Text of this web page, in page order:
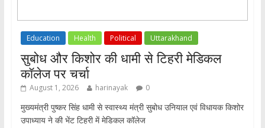
Education Health Political Uttarakhand
सुबोध और किशोर की धामी से टिहरी मेडिकल
कॉलेज पर चर्चा
August 1, 2026 harinayak 0
मुख्यमंत्री पुष्कर सिंह धामी से स्वास्थ्य मंत्री सुबोध उनियाल एवं विधायक किशोर
उपाध्याय ने की भेंट टिहरी में मेडिकल कॉलेज